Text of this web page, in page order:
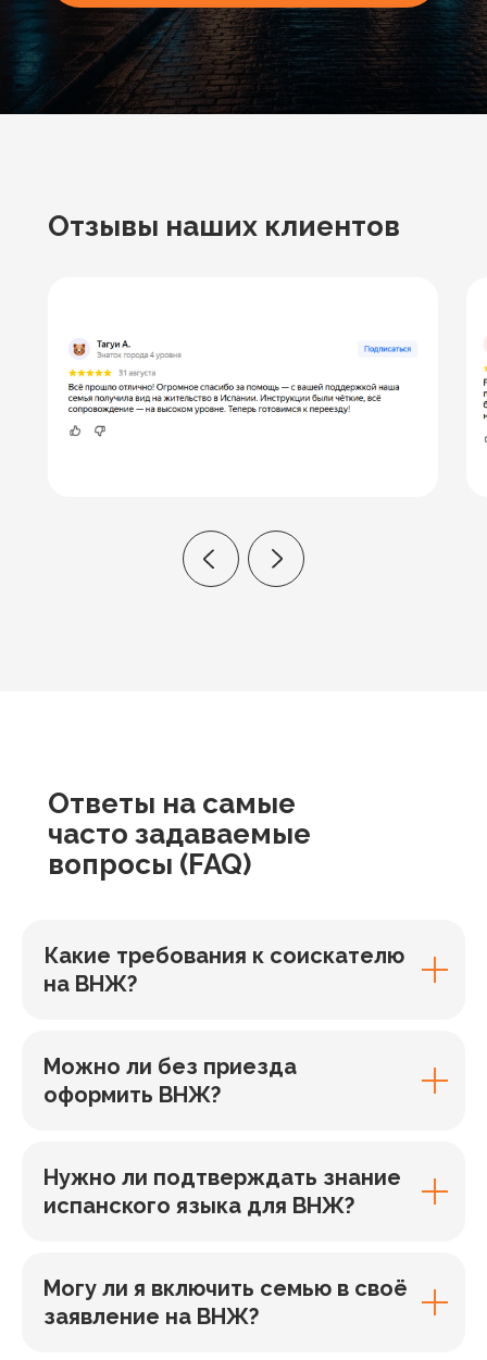
Отзывы наших клиентов
Ответы на самые
часто задаваемые
вопросы (FAQ)
Какие требования к соискателю
на ВНЖ?
Можно ли без приезда
оформить ВНЖ?
Нужно ли подтверждать знание
испанского языка для ВНЖ?
Могу ли я включить семью в своё
заявление на ВНЖ?